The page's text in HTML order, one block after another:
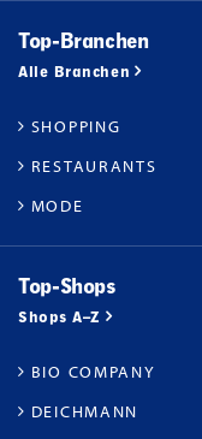
Top-Branchen
Alle Branchen
SHOPPING
RESTAURANTS
MODE
Top-Shops
Shops A–Z
BIO COMPANY
DEICHMANN